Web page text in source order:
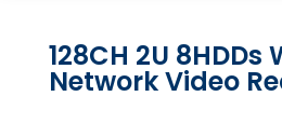
128CH 2U 8HDDs
Network Video